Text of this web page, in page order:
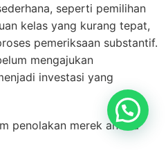
seperti pemilihan
kelas yang kurang tepat,
pemeriksaan substantif.
mengajukan
investasi yang
penolakan merek antara